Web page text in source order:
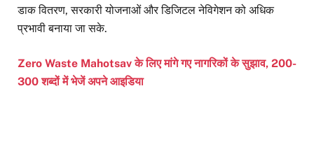
डाक वितरण, सरकारी योजनाओं और डिजिटल नेविगेशन को अधिक
प्रभावी बनाया जा सके.
Zero Waste Mahotsav के लिए मांगे गए नागरिकों के सुझाव, 200-
300 शब्दों में भेजें अपने आइडिया